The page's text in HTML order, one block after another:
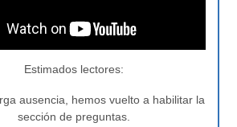
Estimados lectores:
ausencia, hemos vuelto a habilitar la
sección de preguntas.